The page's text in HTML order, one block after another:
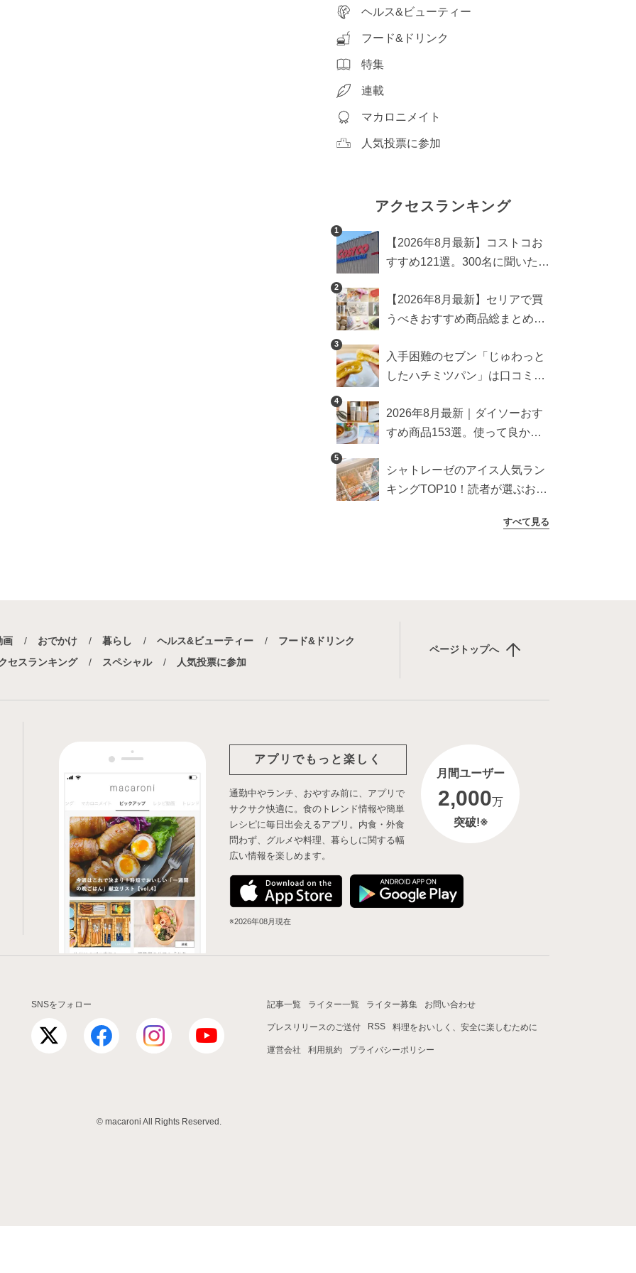
ヘルス&ビューティー
フード&ドリンク
特集
連載
マカロニメイト
人気投票に参加
アクセスランキング
1
【2026年8月最新】コストコお
すすめ121選。300名に聞いた買
め商品も
2
【2026年8月最新】セリアで買
うべきおすすめ商品総まとめ。
3
入手困難のセブン「じゅわっと
したハチミツパン」は口コミ通
検証
4
2026年8月最新｜ダイソーおす
すめ商品153選。使って良かっ
5
シャトレーゼのアイス人気ラン
キングTOP10！読者が選ぶおす
すべて見る
画 おでかけ 暮らし ヘルス&ビューティー
フード&ドリンク
セスランキング
スペシャル 人気投票に参加
ページトップへ
アプリでもっと楽しく
通勤中やランチ、おやすみ前に、アプリで
サクサク快適に。食のトレンド情報や簡単
レシピに毎日出会えるアプリ。内食・外食
問わず、グルメや料理、暮らしに関する幅
広い情報を楽しめます。
月間ユーザー
2,000万
突破!※
※2026年08月現在
SNSをフォロー 記事一覧 ライター一覧 ライター募集 お問い合わせ
プレスリリースのご送付 RSS 料理をおいしく、安全に楽しむために
運営会社 利用規約 プライバシーポリシー
© macaroni All Rights Reserved.